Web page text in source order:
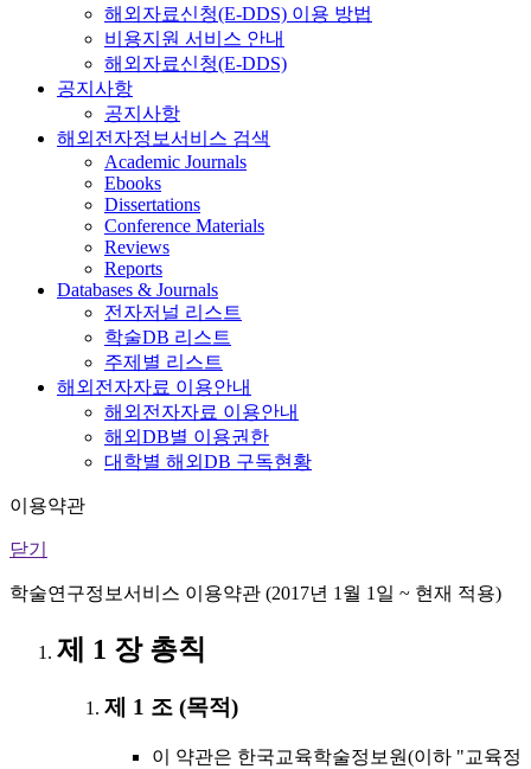
해외자료신청(E-DDS) 이용 방법
비용지원 서비스 안내
해외자료신청(E-DDS)
공지사항
공지사항
해외전자정보서비스 검색
Academic Journals
Ebooks
Dissertations
Conference Materials
Reviews
Reports
Databases & Journals
전자저널 리스트
학술DB 리스트
주제별 리스트
해외전자자료 이용안내
해외전자자료 이용안내
해외DB별 이용권한
대학별 해외DB 구독현황
이용약관
닫기
학술연구정보서비스 이용약관 (2017년 1월 1일 ~ 현재 적용)
제 1 장 총칙
제 1 조 (목적)
이 약관은 한국교육학술정보원(이하 "교육정